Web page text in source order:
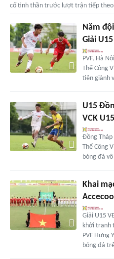
cố tinh thần trước lượt trận tiếp
Năm
Giải
PVF, Hà
Thể Công
tiên giành
U15
VCK
Đồng
Thể Công
bóng đá
Khai
Giải U15
khởi tranh
PVF Hưng
bóng đá